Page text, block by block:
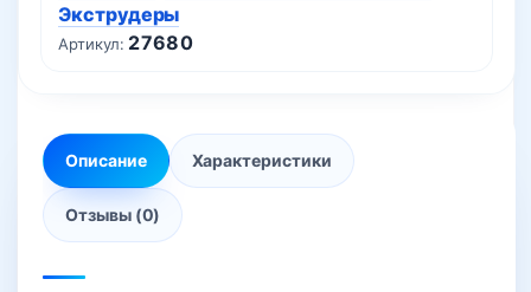
Артикул: 27680
Экструдеры
Описание Характеристики
Отзывы (0)